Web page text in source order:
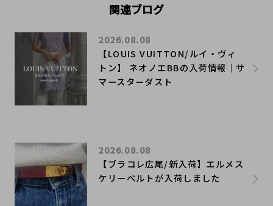
関連ブログ
【LOUIS VUITTON/ルイ・ヴィ
トン】 ネオノエBBの入荷情報｜サ
マースターダスト
2026.08.08
【ブラコレ広尾/新入荷】エルメス
ケリーベルトが入荷しました
2026.08.08